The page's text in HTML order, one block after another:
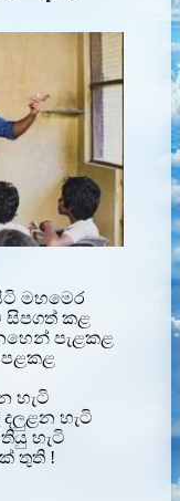
මහමෙර
සිපගත් කළ
පැළකළ
පළකළ
හැටි
හැටි
හැටි
තුති !